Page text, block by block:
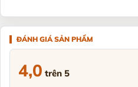
4,0 trên 5